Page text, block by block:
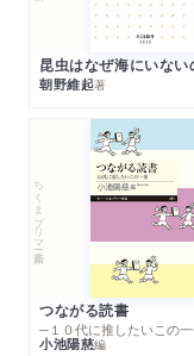
昆虫はなぜ海にいない
朝野維起著
ちくまプリマー新書
つながる読書
─１０代に推したいこの
小池陽慈編